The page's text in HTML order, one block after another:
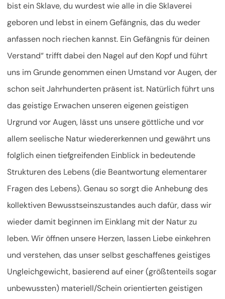
bist ein Sklave, du wurdest wie alle in die Sklaverei
geboren und lebst in einem Gefängnis, das du weder
anfassen noch riechen kannst. Ein Gefängnis für deinen
Verstand“ trifft dabei den Nagel auf den Kopf und führt
uns im Grunde genommen einen Umstand vor Augen, der
schon seit Jahrhunderten präsent ist. Natürlich führt uns
das geistige Erwachen unseren eigenen geistigen
Urgrund vor Augen, lässt uns unsere göttliche und vor
allem seelische Natur wiedererkennen und gewährt uns
folglich einen tiefgreifenden Einblick in bedeutende
Strukturen des Lebens (die Beantwortung elementarer
Fragen des Lebens). Genau so sorgt die Anhebung des
kollektiven Bewusstseinszustandes auch dafür, dass wir
wieder damit beginnen im Einklang mit der Natur zu
leben. Wir öffnen unsere Herzen, lassen Liebe einkehren
und verstehen, das unser selbst geschaffenes geistiges
Ungleichgewicht, basierend auf einer (größtenteils sogar
unbewussten) materiell/Schein orientierten geistigen